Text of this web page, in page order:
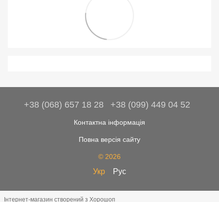
+38 (068) 657 18 28 +38 (099) 449 04 52
Контактна інформація
Повна версія сайту
© 2026
Укр Рус
Інтернет-магазин створений з Хорошоп